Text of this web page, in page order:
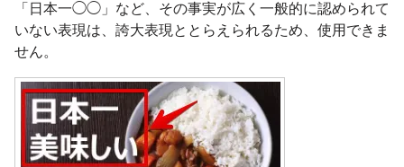
「日本一◯◯」など、その事実が広く一般的に認められて
いない表現は、誇大表現ととらえられるため、使用できま
せん。